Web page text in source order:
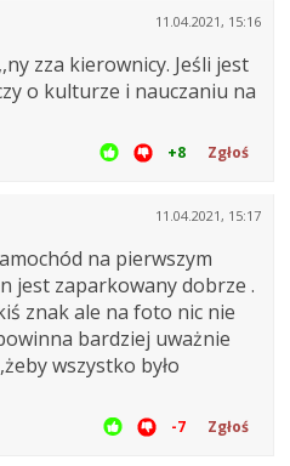
11.04.2021, 15:16
zza kierownicy. Jeśli jest
o kulturze i nauczaniu na
+8 Zgłoś
11.04.2021, 15:17
na pierwszym
jest zaparkowany dobrze .
znak ale na foto nic nie
bardziej uważnie
wszystko było
-7 Zgłoś